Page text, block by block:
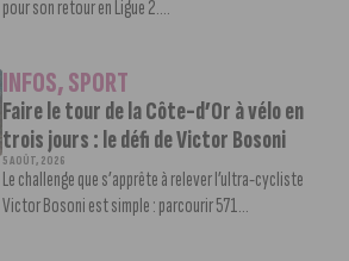
pour son retour en Ligue 2....
INFOS,SPORT
Faire le tour de la Côte-d’Or à vélo en
trois jours : le défi de Victor Bosoni
5 AOÛT, 2026
Le challenge que s’apprête à relever l’ultra-cycliste
Victor Bosoni est simple : parcourir 571...